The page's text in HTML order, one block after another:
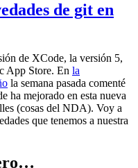
de git en
de XCode, la versión 5,
App Store. En la
la semana pasada comenté
ha mejorado en esta nueva
(cosas del NDA). Voy a
que tenemos a nuestra